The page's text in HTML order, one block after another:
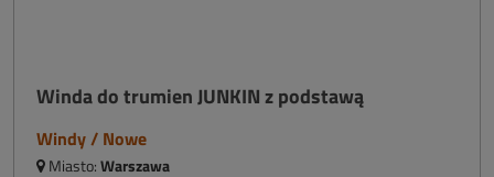
Winda do trumien JUNKIN z podstawą
Windy / Nowe
Miasto:Warszawa